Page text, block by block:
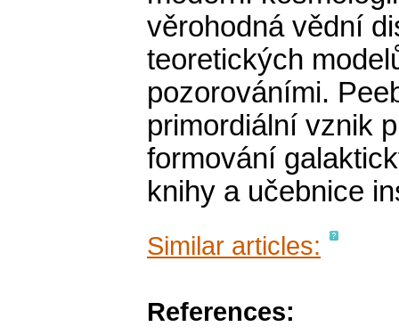
věrohodná vědní
teoretických
pozorováními.
primordiální vznik
formování
knihy a učebnice
Similar articles:
References: